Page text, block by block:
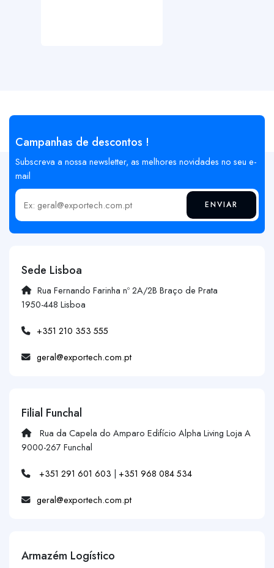
Campanhas de descontos !
Subscreva a nossa newsletter, as melhores novidades no seu e-
mail
Insira o seu email ENVIAR
Sede Lisboa
Rua Fernando Farinha nº 2A/2B Braço de Prata
1950-448 Lisboa
+351 210 353 555
geral@exportech.com.pt
Filial Funchal
Rua da Capela do Amparo Edifício Alpha Living Loja A
9000-267 Funchal
+351 291 601 603 | +351 968 084 534
geral@exportech.com.pt
Armazém Logístico